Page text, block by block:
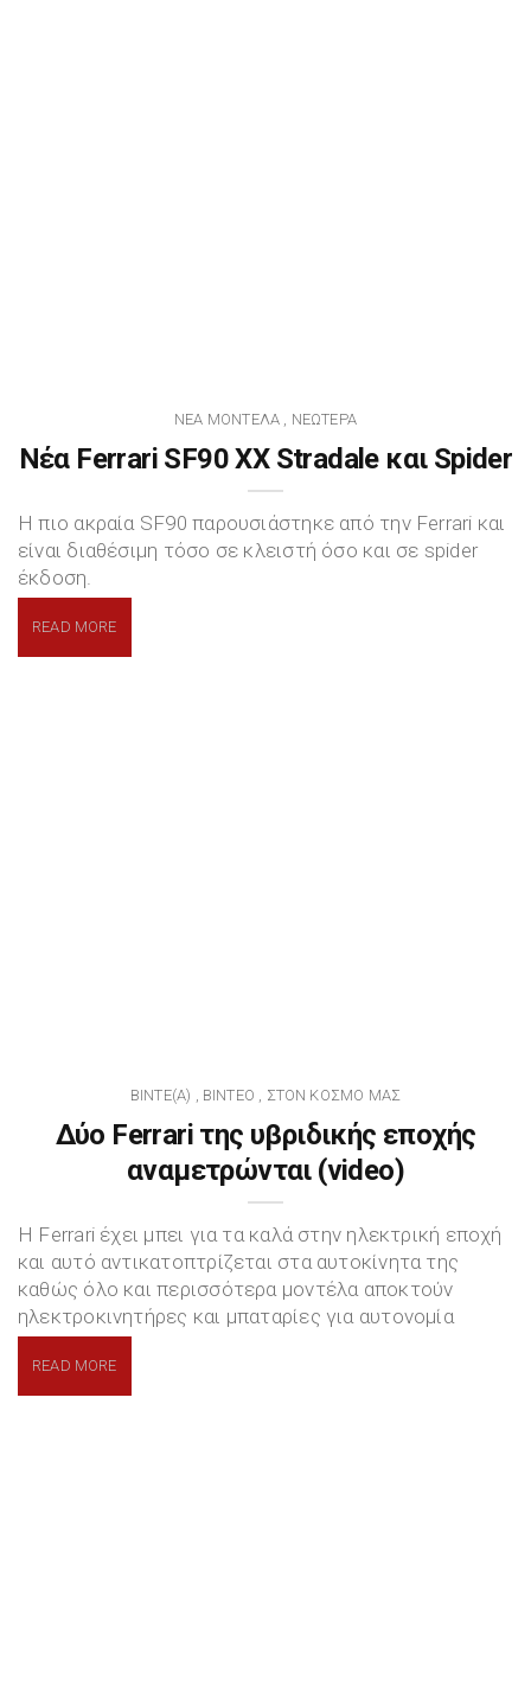
ΝΈΑ ΜΟΝΤΈΛΑ , ΝΕΏΤΕΡΑ
Νέα Ferrari SF90 XX Stradale και Spider
H πιο ακραία SF90 παρουσιάστηκε από την Ferrari και
είναι διαθέσιμη τόσο σε κλειστή όσο και σε spider
έκδοση.
READ MORE
BINTE(A) , ΒΊΝΤΕΟ , ΣΤΟΝ ΚΌΣΜΟ ΜΑΣ
Δύο Ferrari της υβριδικής εποχής
αναμετρώνται (video)
H Ferrari έχει μπει για τα καλά στην ηλεκτρική εποχή
και αυτό αντικατοπτρίζεται στα αυτοκίνητα της
καθώς όλο και περισσότερα μοντέλα αποκτούν
ηλεκτροκινητήρες και μπαταρίες για αυτονομία
READ MORE